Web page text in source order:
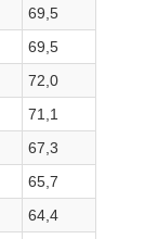
69,5
69,5
72,0
71,1
67,3
65,7
64,4